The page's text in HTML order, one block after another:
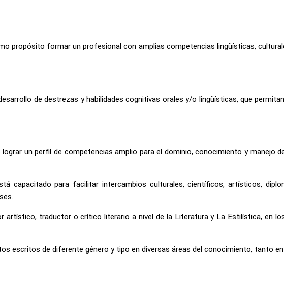
propósito formar un profesional con amplias competencias lingüísticas,
de destrezas y habilidades cognitivas orales y/o lingüísticas, que
un perfil de competencias amplio para el dominio, conocimiento y manejo
capacitado para facilitar intercambios culturales, científicos, artísticos,
artístico, traductor o crítico literario a nivel de la Literatura y La Estilística, en
escritos de diferente género y tipo en diversas áreas del conocimiento, tanto